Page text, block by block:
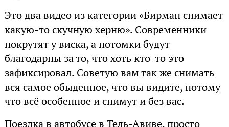
Это два видео из категории «Бирман снимает
какую-то скучную херню». Современники
покрутят у виска, а потомки будут
благодарны за то, что хоть кто-то это
зафиксировал. Советую вам так же снимать
вся самое обыденное, что вы видите, потому
что всё особенное и снимут и без вас.
Поездка в автобусе в Тель-Авиве, просто